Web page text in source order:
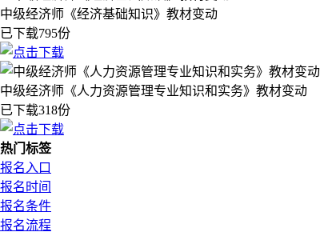
中级经济师《经济基础知识》教材变动
已下载795份
中级经济师《人力资源管理专业知识和实务》教材变动
已下载318份
热门标签
报名入口
报名时间
报名条件
报名流程